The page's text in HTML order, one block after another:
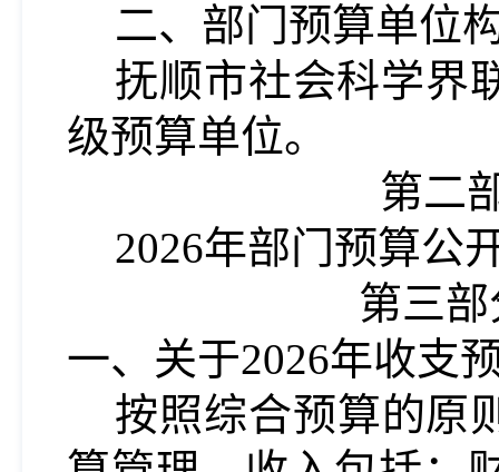
二、部门预算单位
抚顺市社会科学界
级预算单位。
第二
2026年部门预算公
第三部
一、关于2026年收支
按照综合预算的原